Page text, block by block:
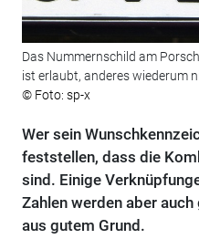
Das Nummernschild am
ist erlaubt, anderes wiederum
© Foto: sp-x
Wer sein
feststellen, dass die
sind. Einige
Zahlen werden aber
aus gutem Grund.